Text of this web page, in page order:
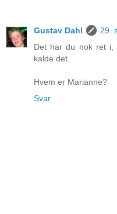
Gustav Dahl
29.
Det har du nok ret i,
kalde det.
Hvem er Marianne?
Svar